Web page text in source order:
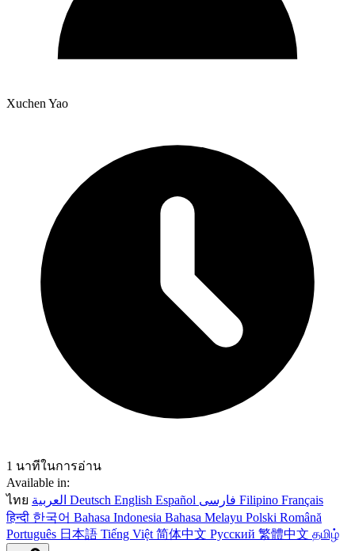
Xuchen Yao
1 นาทีในการอ่าน
Available in:
ไทย
Deutsch English Español Filipino Français
हिन्दी 한국어 Bahasa Indonesia Bahasa Melayu Polski Română
Português 日本語 Tiếng Việt 简体中文 Русский 繁體中文 தமிழ்